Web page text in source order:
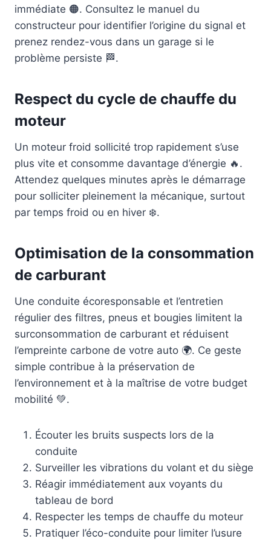
immédiate 🟠. Consultez le manuel du
constructeur pour identifier l’origine du signal et
prenez rendez-vous dans un garage si le
problème persiste 🏁.
Respect du cycle de chauffe du
moteur
Un moteur froid sollicité trop rapidement s’use
plus vite et consomme davantage d’énergie 🔥.
Attendez quelques minutes après le démarrage
pour solliciter pleinement la mécanique, surtout
par temps froid ou en hiver ❄️.
Optimisation de la consommation
de carburant
Une conduite écoresponsable et l’entretien
régulier des filtres, pneus et bougies limitent la
surconsommation de carburant et réduisent
l’empreinte carbone de votre auto 🌍. Ce geste
simple contribue à la préservation de
l’environnement et à la maîtrise de votre budget
mobilité 💚.
Écouter les bruits suspects lors de la
conduite
Surveiller les vibrations du volant et du siège
Réagir immédiatement aux voyants du
tableau de bord
Respecter les temps de chauffe du moteur
Pratiquer l’éco-conduite pour limiter l’usure